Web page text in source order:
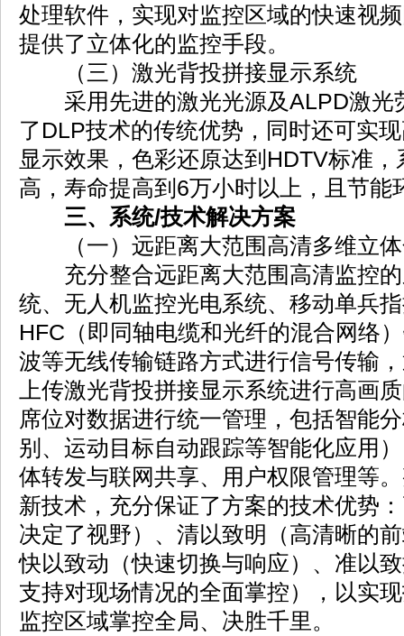
处理软件，实现对监控区域的快速视
提供了立体化的监控手段。
（三）激光背投拼接显示系统
采用先进的激光光源及ALPD激光
了DLP技术的传统优势，同时还可实
显示效果，色彩还原达到HDTV标准
高，寿命提高到6万小时以上，且节能
三、系统/技术解决方案
（一）远距离大范围高清多维立体
充分整合远距离大范围高清监控的
统、无人机监控光电系统、移动单兵
HFC（即同轴电缆和光纤的混合网络
波等无线传输链路方式进行信号传输
上传激光背投拼接显示系统进行高画
席位对数据进行统一管理，包括智能
别、运动目标自动跟踪等智能化应用
体转发与联网共享、用户权限管理等
新技术，充分保证了方案的技术优势
决定了视野）、清以致明（高清晰的
快以致动（快速切换与响应）、准以
支持对现场情况的全面掌控），以实
监控区域掌控全局、决胜千里。